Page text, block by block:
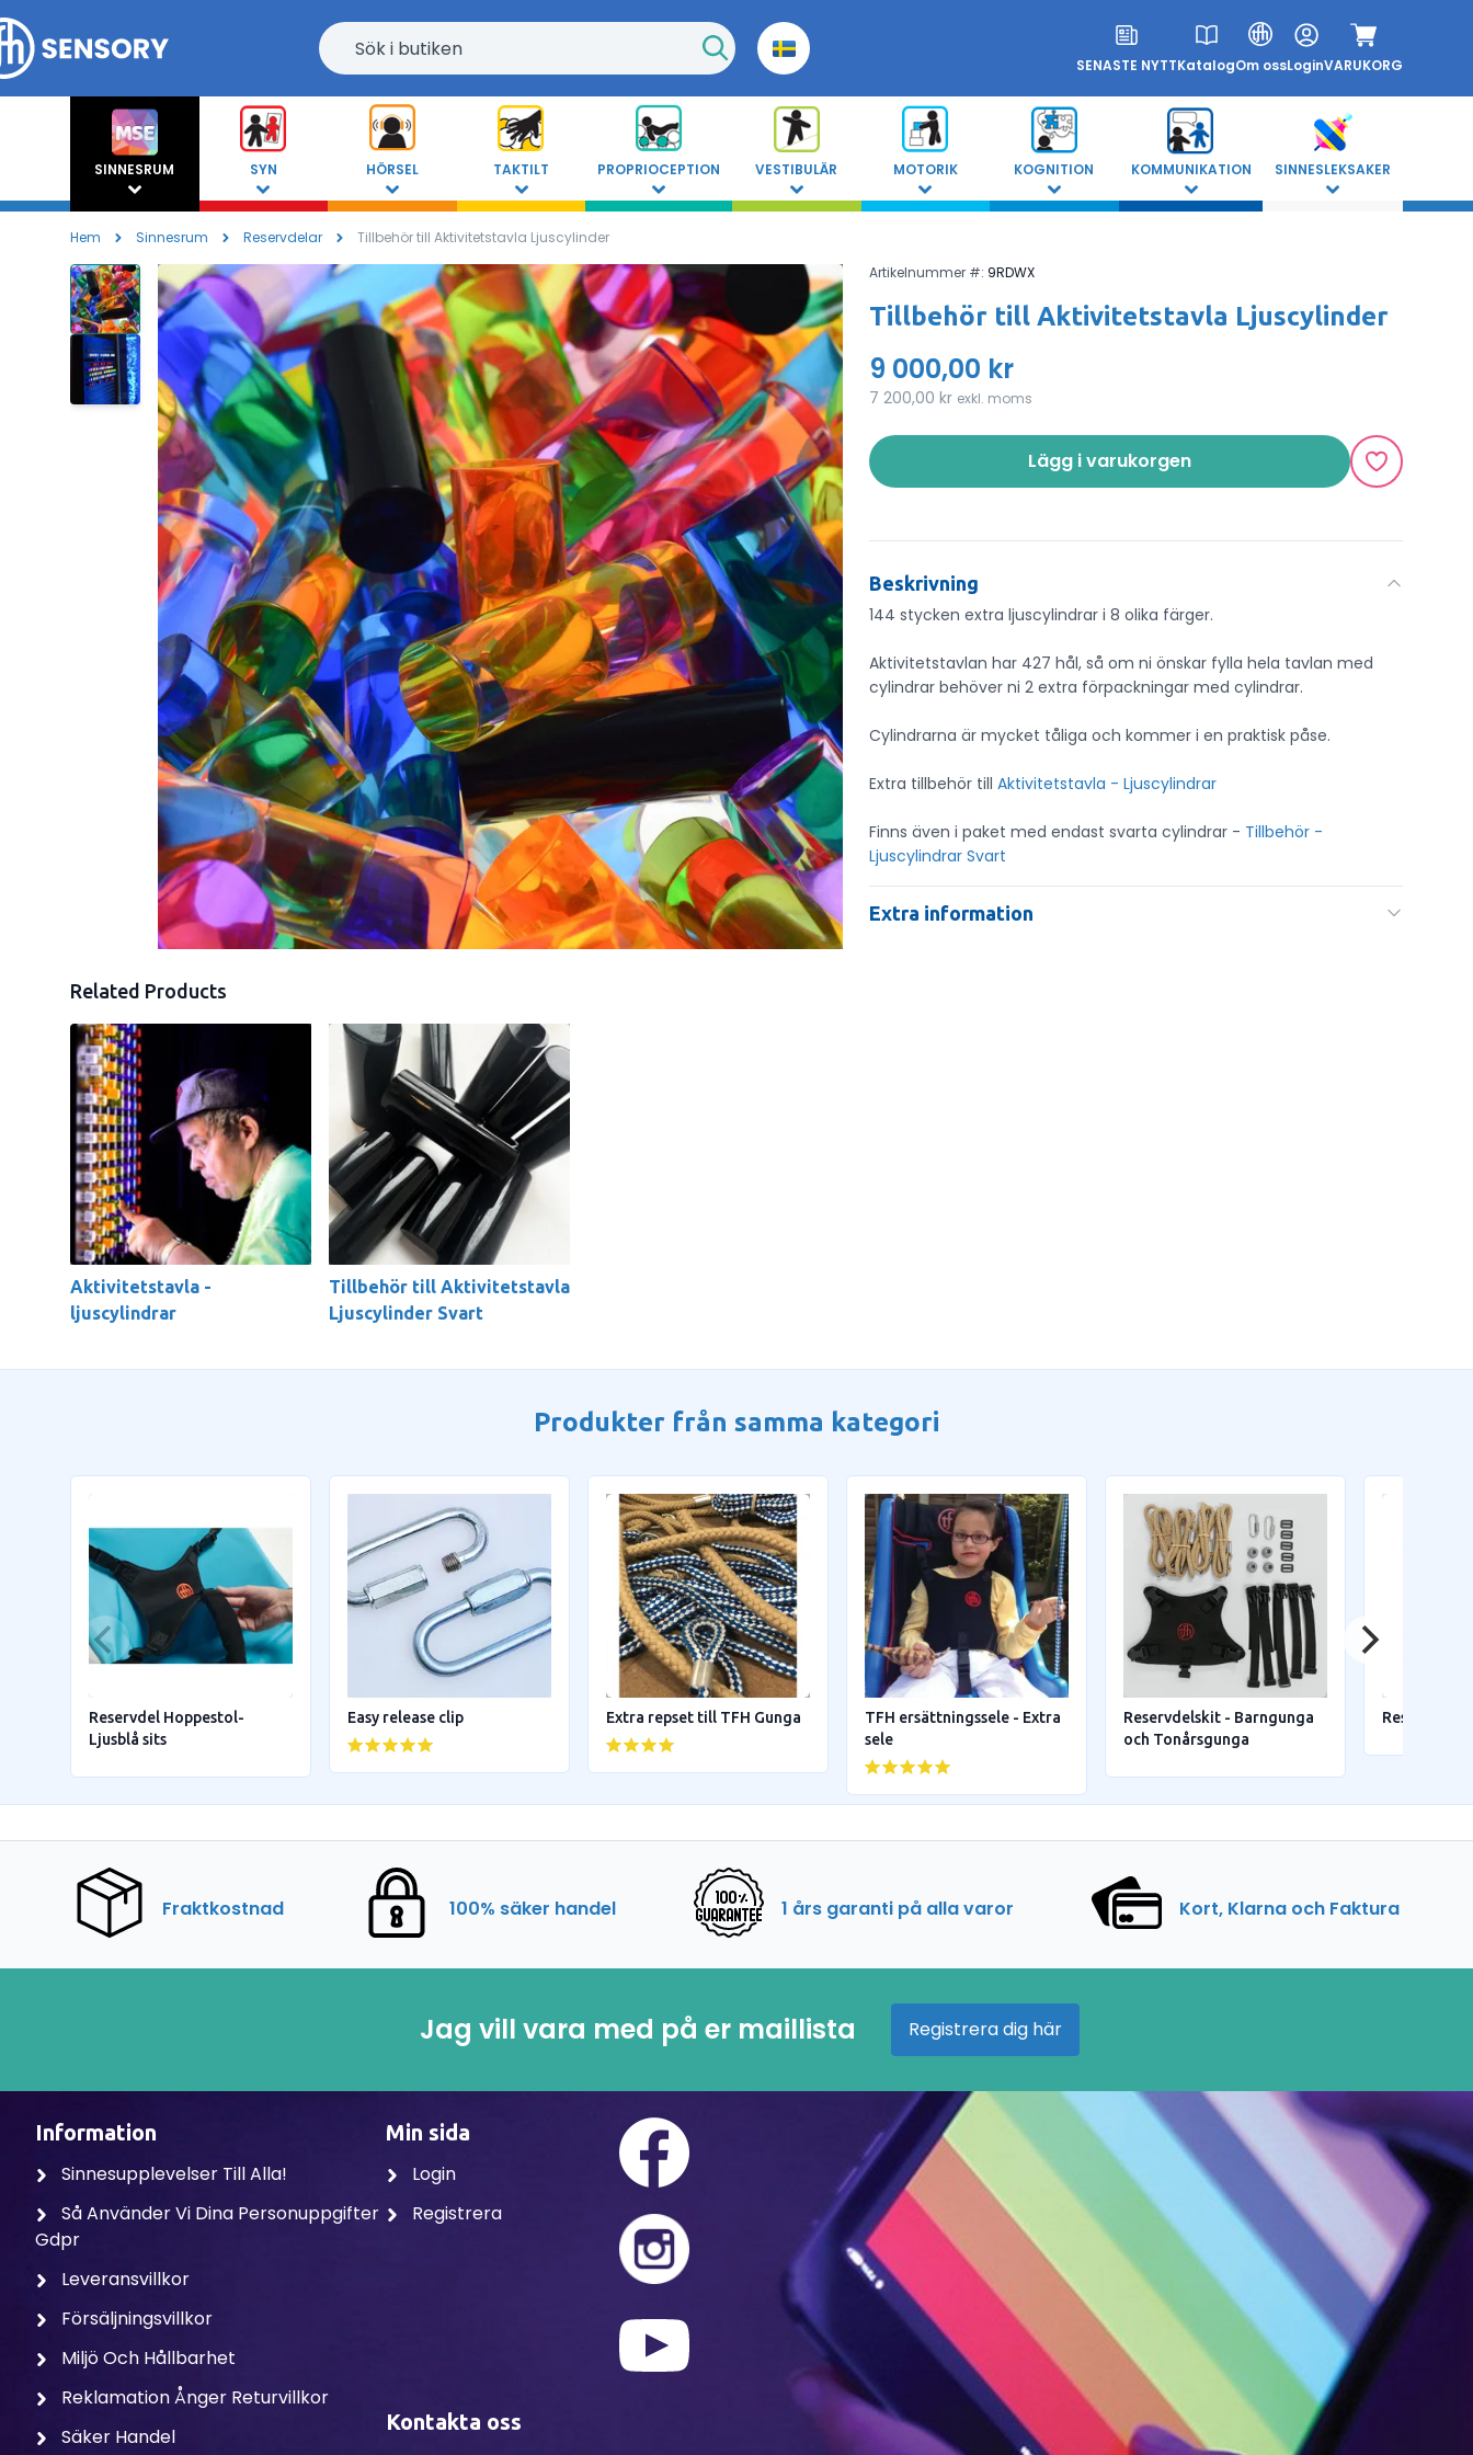
SENASTE NYTTKatalogOm ossLoginVARUKORG
SINNESRUM SYN HÖRSEL TAKTILT PROPRIOCEPTION VESTIBULÄR MOTORIK KOGNITION KOMMUNIKATION SINNESLEKSAKER
Hem Sinnesrum Reservdelar
Tillbehör till Aktivitetstavla Ljuscylinder
Artikelnummer #: 9RDWX
Tillbehör till Aktivitetstavla Ljuscylinder
9 000,00 kr
7 200,00 kr exkl. moms
Lägg i varukorgen
Beskrivning
144 stycken extra ljuscylindrar i 8 olika färger.
Aktivitetstavlan har 427 hål, så om ni önskar fylla hela tavlan med
cylindrar behöver ni 2 extra förpackningar med cylindrar.
Cylindrarna är mycket tåliga och kommer i en praktisk påse.
Extra tillbehör tillAktivitetstavla - Ljuscylindrar
Finns även i paket med endast svarta cylindrar - Tillbehör -
Ljuscylindrar Svart
Extra information
Related Products
Aktivitetstavla -
ljuscylindrar
Tillbehör till Aktivitetstavla
Ljuscylinder Svart
Produkter från samma kategori
Reservdel Hoppestol-
Ljusblå sits
Easy release clip Extra repset till TFH Gunga
TFH ersättningssele - Extra
sele
Reservdelskit - Barngunga
och Tonårsgunga
Fraktkostnad 100% säker handel 1 års garanti på alla varor Kort, Klarna och Faktura
Jag vill vara med på er maillista Registrera dig här
Information
Sinnesupplevelser Till Alla!
Så Använder Vi Dina Personuppgifter
Gdpr
Leveransvillkor
Försäljningsvillkor
Miljö Och Hållbarhet
Reklamation Ånger Returvillkor
Säker Handel
Min sida
Login
Registrera
Kontakta oss